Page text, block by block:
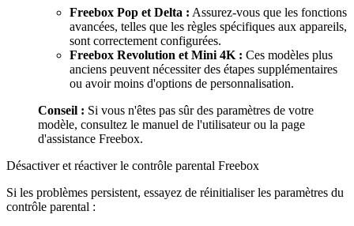
Freebox Pop et Delta : Assurez-vous que les fonctions
avancées, telles que les règles spécifiques aux appareils,
sont correctement configurées.
Freebox Revolution et Mini 4K : Ces modèles plus
anciens peuvent nécessiter des étapes supplémentaires
ou avoir moins d'options de personnalisation.
Conseil : Si vous n'êtes pas sûr des paramètres de votre
modèle, consultez le manuel de l'utilisateur ou la page
d'assistance Freebox.
Désactiver et réactiver le contrôle parental Freebox
Si les problèmes persistent, essayez de réinitialiser les paramètres du
contrôle parental :